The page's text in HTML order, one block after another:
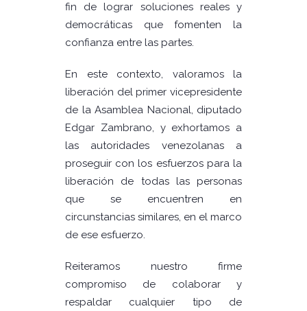
fin de lograr soluciones reales y
democráticas que fomenten la
confianza entre las partes.
En este contexto, valoramos la
liberación del primer vicepresidente
de la Asamblea Nacional, diputado
Edgar Zambrano, y exhortamos a
las autoridades venezolanas a
proseguir con los esfuerzos para la
liberación de todas las personas
que se encuentren en
circunstancias similares, en el marco
de ese esfuerzo.
Reiteramos nuestro firme
compromiso de colaborar y
respaldar cualquier tipo de